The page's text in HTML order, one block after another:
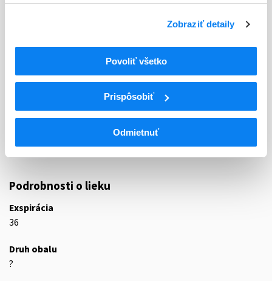
Zobraziť detaily
Povoliť všetko
Prispôsobiť
Odmietnuť
ATC
Rôzne (vária)
V07
Všetky ostatné neterapeutické prípravky
V07AB
Rozpúšťadlá a riedidlá, vrátane irigačných
Podrobnosti o lieku
Exspirácia
36
Druh obalu
?